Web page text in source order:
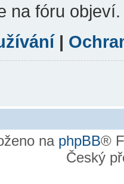
na fóru objeví.
|
na phpBB®
Český